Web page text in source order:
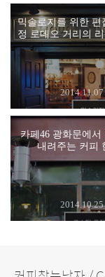
믹솔로지를 위한 편
정 로데오 거리의 리
2014.11.07
카페46 광화문에서
내려주는 커피
2014.10.25